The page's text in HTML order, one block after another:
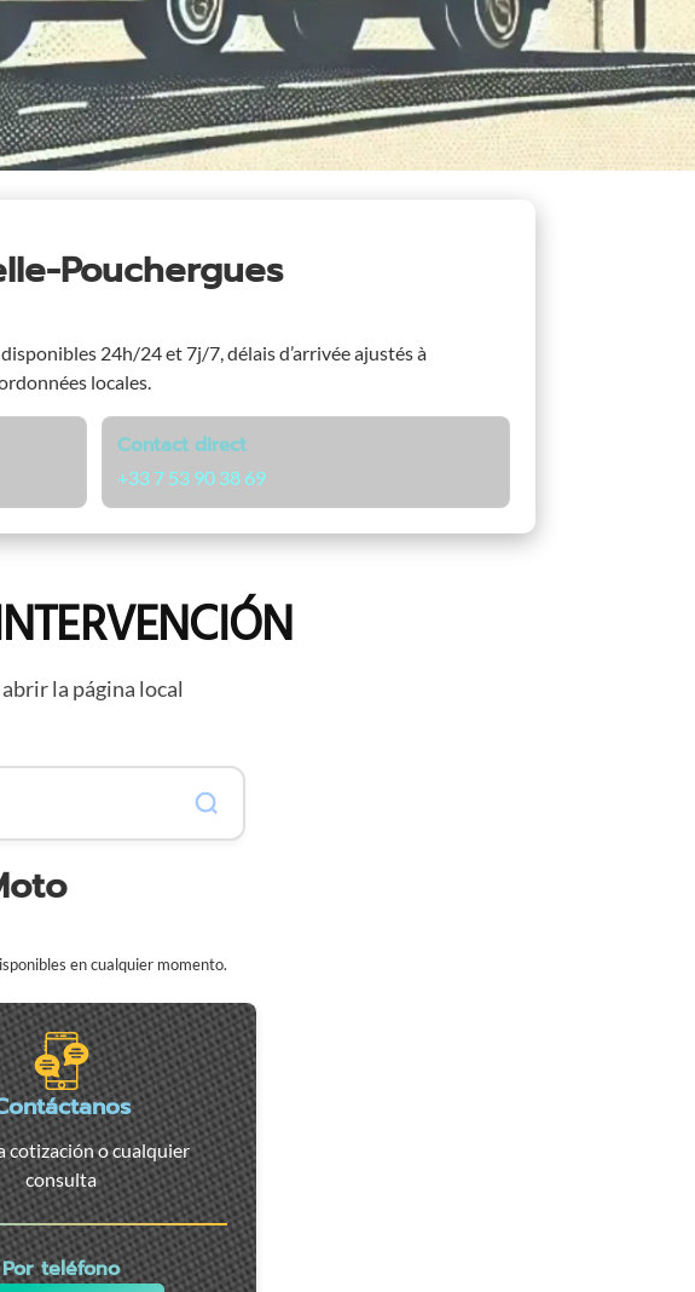
Pouchergues
24h/24 et 7j/7, délais d’arrivée ajustés à
locales.
Contact direct
+33 7 53 90 38 69
la página local
en cualquier momento.
cotización o cualquier
consulta
Por teléfono